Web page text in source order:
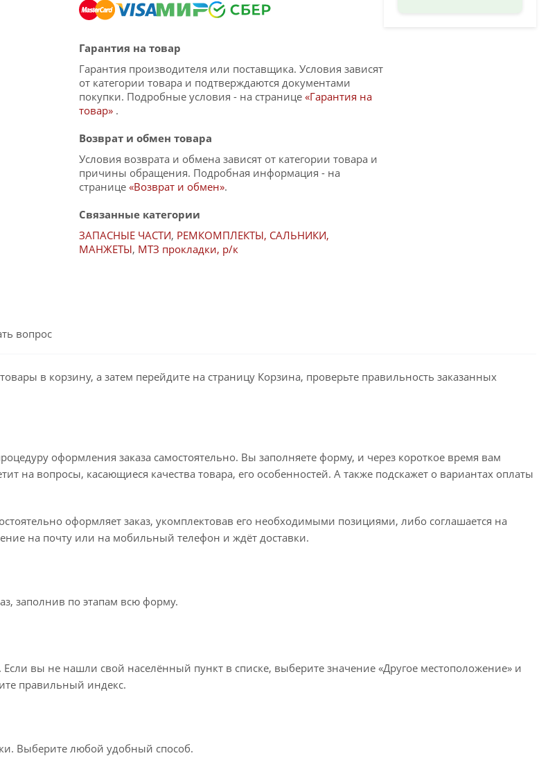
Гарантия на товар
Гарантия производителя или поставщика. Условия зависят
от категории товара и подтверждаются документами
покупки. Подробные условия - на странице «Гарантия на
товар» .
Возврат и обмен товара
Условия возврата и обмена зависят от категории товара и
причины обращения. Подробная информация - на
странице «Возврат и обмен».
Связанные категории
ЗАПАСНЫЕ ЧАСТИ, РЕМКОМПЛЕКТЫ, САЛЬНИКИ,
МАНЖЕТЫ, МТЗ прокладки, р/к
вопрос
в корзину, а затем перейдите на страницу Корзина, проверьте правильность заказанных
оформления заказа самостоятельно. Вы заполняете форму, и через короткое время вам
на вопросы, касающиеся качества товара, его особенностей. А также подскажет о вариантах оплаты
оформляет заказ, укомплектовав его необходимыми позициями, либо соглашается на
на почту или на мобильный телефон и ждёт доставки.
заполнив по этапам всю форму.
вы не нашли свой населённый пункт в списке, выберите значение «Другое местоположение» и
правильный индекс.
Выберите любой удобный способ.